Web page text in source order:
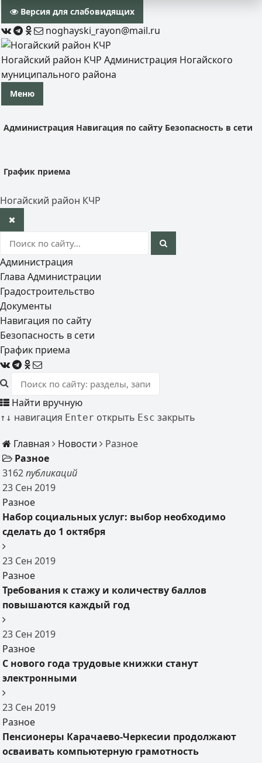
Версия для слабовидящих
noghayski_rayon@mail.ru
Ногайский район КЧР Администрация Ногайского
муниципального района
Меню
Администрация Навигация по сайту Безопасность в сети
График приема
Ногайский район КЧР
Администрация
Глава Администрации
Градостроительство
Документы
Навигация по сайту
Безопасность в сети
График приема
Найти вручную
↑ ↓ навигация Enter открыть Esc закрыть
Главная Новости
Разное
Разное
3162 публикаций
23 Сен 2019
Разное
Набор социальных услуг: выбор необходимо
сделать до 1 октября
23 Сен 2019
Разное
Требования к стажу и количеству баллов
повышаются каждый год
23 Сен 2019
Разное
С нового года трудовые книжки станут
электронными
23 Сен 2019
Разное
Пенсионеры Карачаево-Черкесии продолжают
осваивать компьютерную грамотность